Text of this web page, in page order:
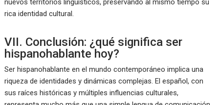
nuevos territorios lingüísticos, preservando al mismo tiempo su
rica identidad cultural.
VII. Conclusión: ¿qué significa ser
hispanohablante hoy?
Ser hispanohablante en el mundo contemporáneo implica una
riqueza de identidades y dinámicas complejas. El español, con
sus raíces históricas y múltiples influencias culturales,